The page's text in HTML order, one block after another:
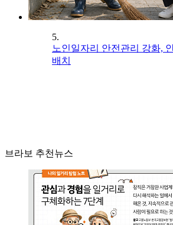
5.
노인일자리 안전관리 강화,
배치
브라보 추천뉴스